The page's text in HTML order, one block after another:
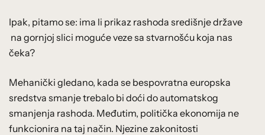
Ipak, pitamo se: ima li prikaz rashoda središnje države
na gornjoj slici moguće veze sa stvarnošću koja nas
čeka?
Mehanički gledano, kada se bespovratna europska
sredstva smanje trebalo bi doći do automatskog
smanjenja rashoda. Međutim, politička ekonomija ne
funkcionira na taj način. Njezine zakonitosti